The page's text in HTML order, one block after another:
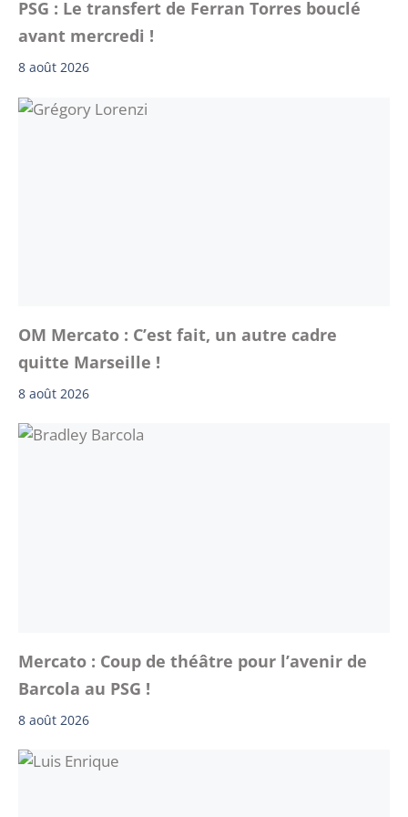
PSG : Le transfert de Ferran Torres bouclé
avant mercredi !
8 août 2026
OM Mercato : C’est fait, un autre cadre
quitte Marseille !
8 août 2026
Mercato : Coup de théâtre pour l’avenir de
Barcola au PSG !
8 août 2026